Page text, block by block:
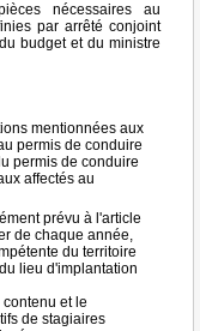
nécessaires au
par arrêté conjoint
budget et du ministre
mentionnées aux
permis de conduire
permis de conduire
affectés au
prévu à l'article
de chaque année,
du territoire
lieu d'implantation
et le
de stagiaires